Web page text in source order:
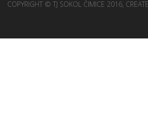
COPYRIGHT © TJ SOKOL ČIMICE 2016,